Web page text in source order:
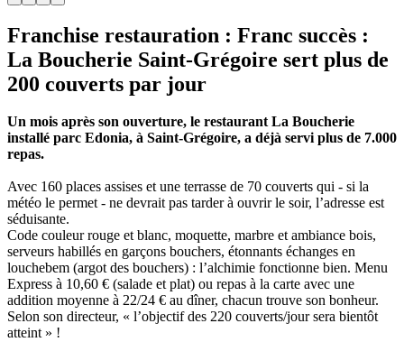
Franchise restauration : Franc succès :
La Boucherie Saint-Grégoire sert plus de
200 couverts par jour
Un mois après son ouverture, le restaurant La Boucherie
installé parc Edonia, à Saint-Grégoire, a déjà servi plus de 7.000
repas.
Avec 160 places assises et une terrasse de 70 couverts qui - si la
météo le permet - ne devrait pas tarder à ouvrir le soir, l’adresse est
séduisante.
Code couleur rouge et blanc, moquette, marbre et ambiance bois,
serveurs habillés en garçons bouchers, étonnants échanges en
louchebem (argot des bouchers) : l’alchimie fonctionne bien. Menu
Express à 10,60 € (salade et plat) ou repas à la carte avec une
addition moyenne à 22/24 € au dîner, chacun trouve son bonheur.
Selon son directeur, « l’objectif des 220 couverts/jour sera bientôt
atteint » !